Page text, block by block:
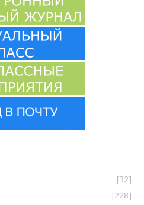
[32]
[228]